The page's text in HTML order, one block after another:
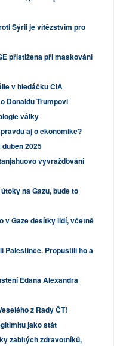
Sýrii je vítězstvím pro
přistižena při maskování
v hledáčku CIA
Donaldu Trumpovi
války
aj o ekonomike?
2025
vyvražďování
na Gazu, bude to
v Gaze desítky lidí, včetně
Palestince. Propustili ho a
Edana Alexandra
z Rady ČT!
jako stát
zabitých zdravotníků,